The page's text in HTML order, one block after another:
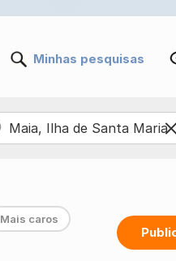
Minhas pesquisas
Mais caros